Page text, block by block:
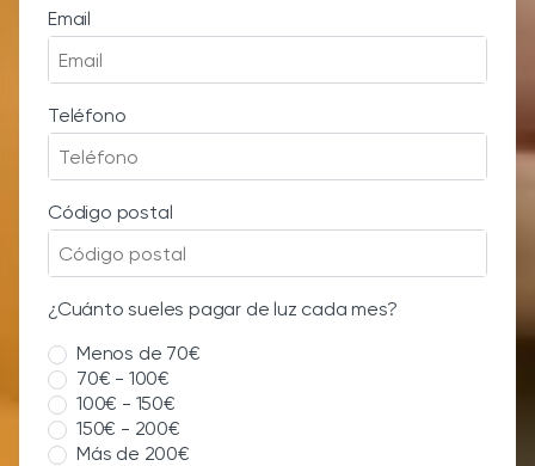
Email
Teléfono
Código postal
¿Cuánto sueles pagar de luz cada mes?
Menos de 70€
70€ - 100€
100€ - 150€
150€ - 200€
Más de 200€